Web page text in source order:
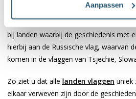
Aanpassen
denken aan landen als Kameroen,
Senegal. Maar ook dichterbij huis zien
bij landen waarbij de geschiedenis met
hierbij aan de Russische vlag, waarvan
komen in de vlaggen van Tsjechië,
Zo ziet u dat alle landen vlaggen uniek
elkaar verweven zijn door de